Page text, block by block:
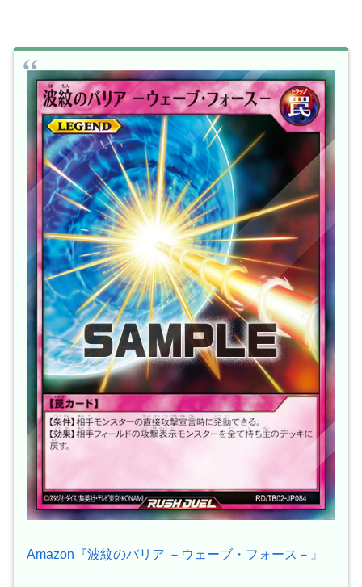
Amazon『波紋のバリア －ウェーブ・フォース－』